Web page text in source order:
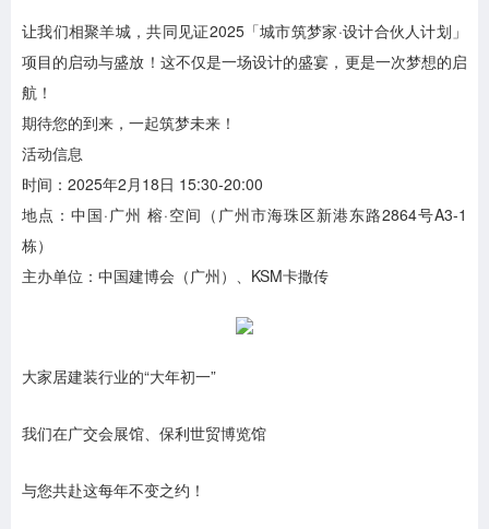
让我们相聚羊城，共同见证2025「城市筑梦家·设计合伙人计划」
项目的启动与盛放！这不仅是一场设计的盛宴，更是一次梦想的启
航！
期待您的到来，一起筑梦未来！
活动信息
时间：2025年2月18日 15:30-20:00
地点：中国·广州 榕·空间（广州市海珠区新港东路2864号A3-1
栋）
主办单位：中国建博会（广州）、KSM卡撒传
大家居建装行业的“大年初一”
我们在广交会展馆、保利世贸博览馆
与您共赴这每年不变之约！